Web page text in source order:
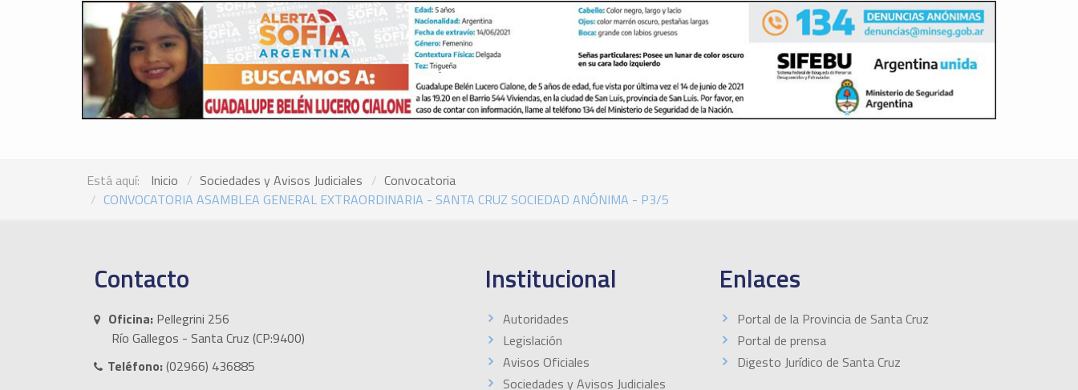
Está aquí: Inicio Sociedades y Avisos Judiciales
Convocatoria
CONVOCATORIA ASAMBLEA GENERAL EXTRAORDINARIA - SANTA CRUZ SOCIEDAD ANÓNIMA - P3/5
Contacto
Oficina: Pellegrini 256
Río Gallegos - Santa Cruz (CP:9400)
Teléfono:(02966) 436885
Institucional
Autoridades
Legislación
Avisos Oficiales
Sociedades y Avisos Judiciales
Enlaces
Portal de la Provincia de Santa Cruz
Portal de prensa
Digesto Jurídico de Santa Cruz